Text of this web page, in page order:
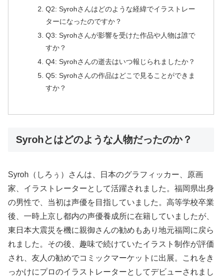
Q2: Syrohさんはどのような経緯でイラストレー
ターになったのですか？
Q3: Syrohさんが影響を受けた作品や人物は誰で
すか？
Q4: Syrohさんの逝去はいつ報じられましたか？
Q5: Syrohさんの作品はどこで見ることができま
すか？
Syrohとはどのような人物だったのか？
Syroh（しろぅ）さんは、日本のグラフィッカー、原画
家、イラストレーターとして活躍されました。福岡県出身
の男性で、当初は声優を目指していました。高等学校卒業
後、一時上京し都内の声優養成所に在籍していましたが、
東日本大震災を機に親御さんの勧めもあり地元福岡に戻ら
れました。その後、趣味で続けていたイラスト制作が評価
され、友人の勧めでコミックマーケットに出展。これをき
っかけにプロのイラストレーターとしてデビューされまし